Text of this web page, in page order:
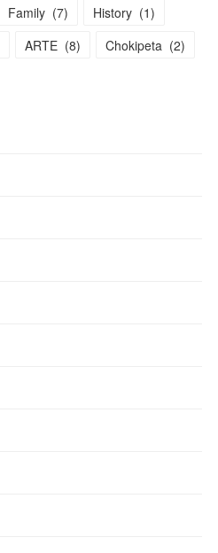
Family (7) History (1)
ARTE (8) Chokipeta (2)